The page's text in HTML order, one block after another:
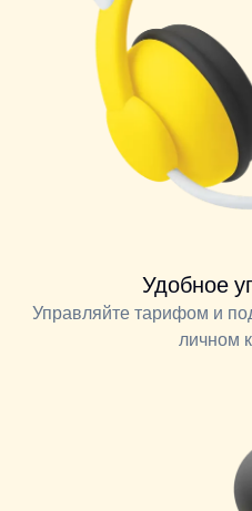
Удобное
Управляйте тарифом и
личном